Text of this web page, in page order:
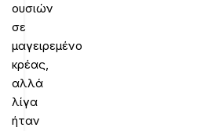
ουσιών
σε
μαγειρεμένο
κρέας,
αλλά
λίγα
ήταν